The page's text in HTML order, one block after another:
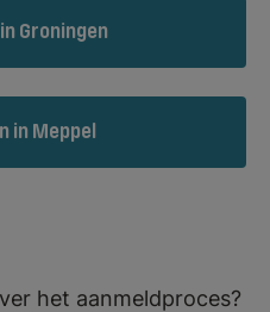
Groningen
in Meppel
het aanmeldproces?